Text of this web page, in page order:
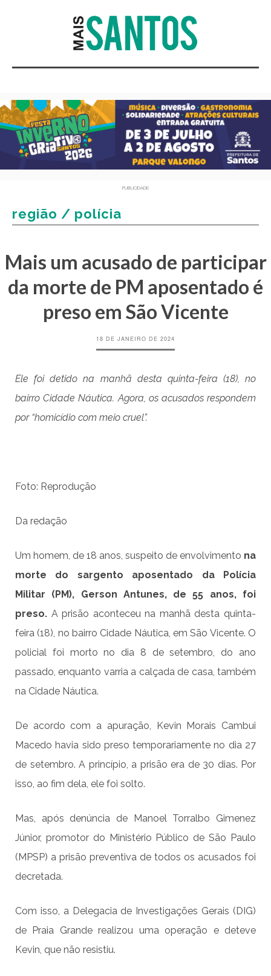
PUBLICIDADE
região / polícia
Mais um acusado de participar
da morte de PM aposentado é
preso em São Vicente
18 DE JANEIRO DE 2024
Ele foi detido na manhã desta quinta-feira (18), no
bairro Cidade Náutica. Agora, os acusados respondem
por “homicídio com meio cruel”.
Foto: Reprodução
Da redação
Um homem, de 18 anos, suspeito de envolvimento na
morte do sargento aposentado da Polícia
Militar (PM), Gerson Antunes, de 55 anos, foi
preso. A prisão aconteceu na manhã desta quinta-
feira (18), no bairro Cidade Náutica, em São Vicente. O
policial foi morto no dia 8 de setembro, do ano
passado, enquanto varria a calçada de casa, também
na Cidade Náutica.
De acordo com a apuração, Kevin Morais Cambui
Macedo havia sido preso temporariamente no dia 27
de setembro. A princípio, a prisão era de 30 dias. Por
isso, ao fim dela, ele foi solto.
Mas, após denúncia de Manoel Torralbo Gimenez
Júnior, promotor do Ministério Público de São Paulo
(MPSP) a prisão preventiva de todos os acusados foi
decretada.
Com isso, a Delegacia de Investigações Gerais (DIG)
de Praia Grande realizou uma operação e deteve
Kevin, que não resistiu.